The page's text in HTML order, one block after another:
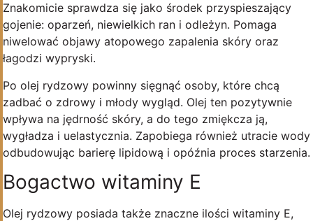
Znakomicie sprawdza się jako środek przyspieszający
gojenie: oparzeń, niewielkich ran i odleżyn. Pomaga
niwelować objawy atopowego zapalenia skóry oraz
łagodzi wypryski.
Po olej rydzowy powinny sięgnąć osoby, które chcą
zadbać o zdrowy i młody wygląd. Olej ten pozytywnie
wpływa na jędrność skóry, a do tego zmiękcza ją,
wygładza i uelastycznia. Zapobiega również utracie wody
odbudowując barierę lipidową i opóźnia proces starzenia.
Bogactwo witaminy E
Olej rydzowy posiada także znaczne ilości witaminy E,